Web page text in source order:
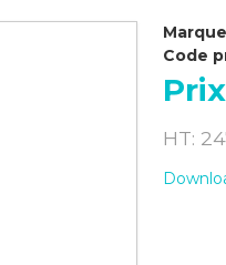
Code
HT: